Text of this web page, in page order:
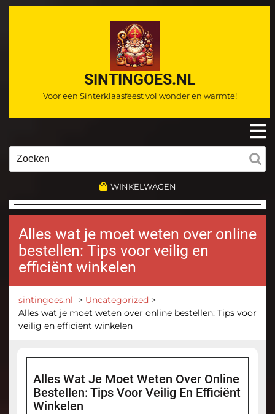
Ga
SINTINGOES.NL
Voor een Sinterklaasfeest vol wonder en warmte!
WINKELWAGEN
Alles wat je moet weten over online
bestellen: Tips voor veilig en
efficiënt winkelen
sintingoes.nl > Uncategorized >
Alles wat je moet weten over online bestellen: Tips voor
veilig en efficiënt winkelen
Alles Wat Je Moet Weten Over Online
Bestellen: Tips Voor Veilig En Efficiënt
Winkelen